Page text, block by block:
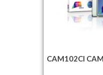
CAM102CI